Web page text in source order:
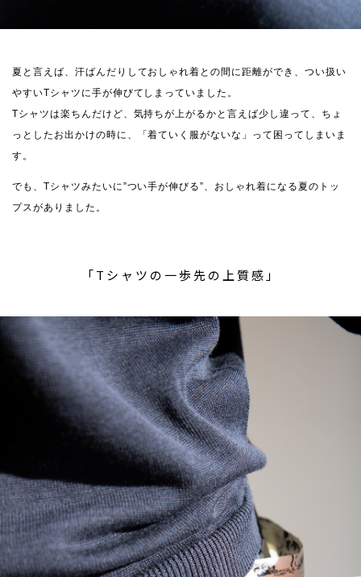
夏と言えば、汗ばんだりしておしゃれ着との間に距離ができ、つい扱い
やすいTシャツに手が伸びてしまっていました。
Tシャツは楽ちんだけど、気持ちが上がるかと言えば少し違って、ちょ
っとしたお出かけの時に、「着ていく服がないな」って困ってしまいま
す。
でも、Tシャツみたいに”つい手が伸びる”、おしゃれ着になる夏のトッ
プスがありました。
「Tシャツの一歩先の上質感」